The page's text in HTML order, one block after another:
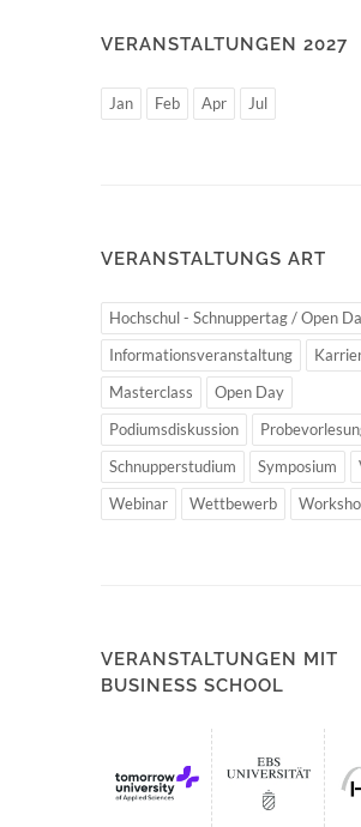
VERANSTALTUNGEN 2027
Jan Feb Apr Jul
VERANSTALTUNGS ART
Hochschul - Schnuppertag / Open
Informationsveranstaltung
Masterclass
Open Day
Podiumsdiskussion
Schnupperstudium
Symposium
Webinar
Wettbewerb
VERANSTALTUNGEN MIT
BUSINESS SCHOOL